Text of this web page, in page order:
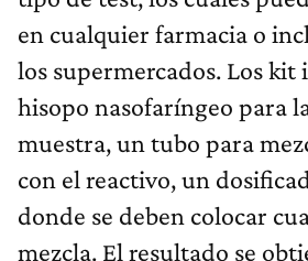
en cualquier farmacia o
los supermercados. Los kit
hisopo nasofaríngeo para
muestra, un tubo para
con el reactivo, un
donde se deben colocar
mezcla. El resultado se